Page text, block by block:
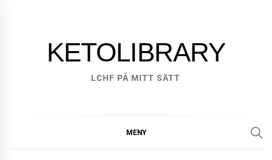
KETOLIBRARY
LCHF PÅ MITT SÄTT
MENY